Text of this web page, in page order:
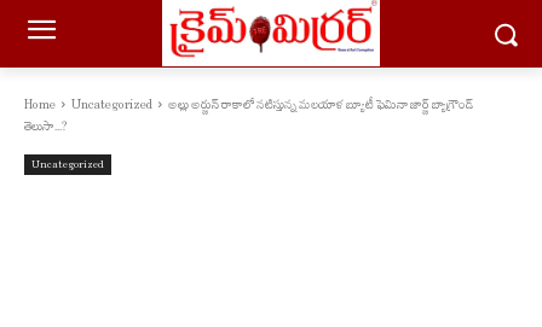
Home Uncategorized
అల్లు అర్జున్ రాకాలో నటిస్తున్న మలయాళ బ్యూటీ ఫెమినా జార్జ్ బ్యాగ్రౌండ్
తెలుసా...?
Uncategorized